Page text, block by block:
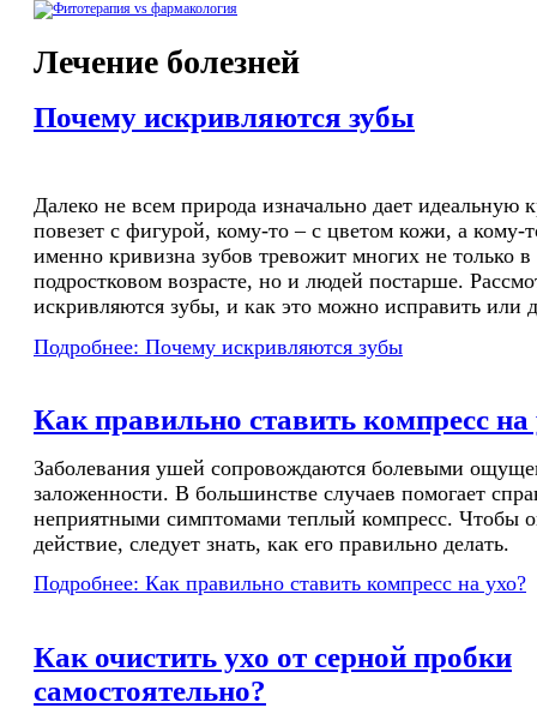
Лечение болезней
Почему искривляются зубы
Далеко не всем природа изначально дает идеальную
повезет с фигурой, кому-то – с цветом кожи, а кому-
именно кривизна зубов тревожит многих не только
подростковом возрасте, но и людей постарше.
искривляются зубы, и как это можно исправить или
Подробнее: Почему искривляются зубы
Как правильно ставить компресс на
Заболевания ушей сопровождаются болевыми
заложенности. В большинстве случаев помогает
неприятными симптомами теплый компресс. Чтобы
действие, следует знать, как его правильно делать.
Подробнее: Как правильно ставить компресс на ухо?
Как очистить ухо от серной пробки
самостоятельно?